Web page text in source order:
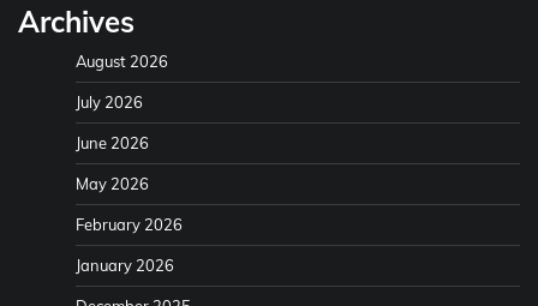
Archives
August 2026
July 2026
June 2026
May 2026
February 2026
January 2026